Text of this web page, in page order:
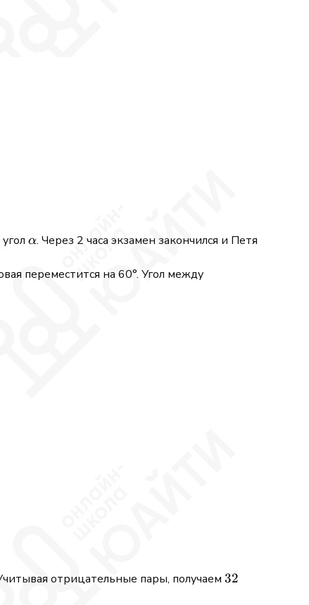
\alpha
α. Через 2 часа экзамен закончился и Петя
переместится на 60°. Угол между
отрицательные пары, получаем32
32